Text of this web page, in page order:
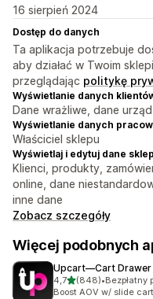
16 sierpień 2024
Dostęp do danych
Ta aplikacja potrzebuje
aby działać w Twoim
przeglądając politykę
Wyświetlanie danych
Dane wrażliwe, dane
Wyświetlanie danych
Właściciel sklepu
Wyświetlaj i edytuj dane
Klienci, produkty,
online, dane
inne dane
Zobacz szczegóły
Więcej podobnych
Upcart—Cart Drawer
4,7na 5 gwiazdek
(848)
Łączna liczba
•Bezpłatny
Boost AOV w/ slide